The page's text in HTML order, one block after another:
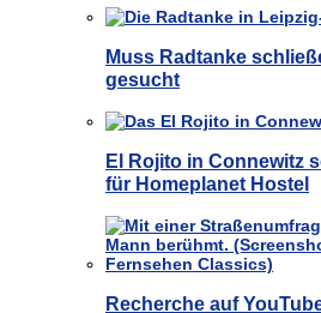
Muss Radtanke
gesucht
El Rojito in Connewitz
für Homeplanet Hostel
Recherche auf